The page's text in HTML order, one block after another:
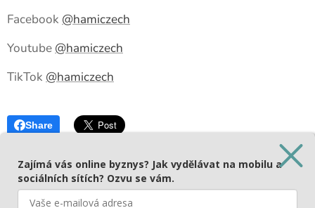
Facebook @hamiczech
Youtube @hamiczech
TikTok @hamiczech
Share
Zajímá vás online byznys? Jak vydělávat na mobilu a
sociálních sítích? Ozvu se vám.